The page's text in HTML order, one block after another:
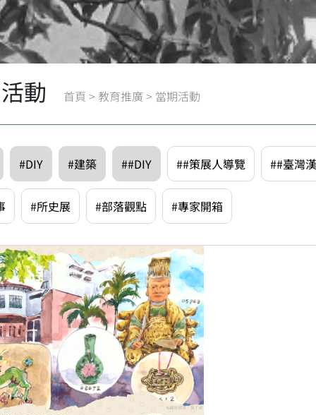
動 首頁 > 教育推廣 > 當期活動
#DIY #建築 ##DIY ##策展人導覽 ##臺灣
#所史展 #部落觀點 #專家開箱